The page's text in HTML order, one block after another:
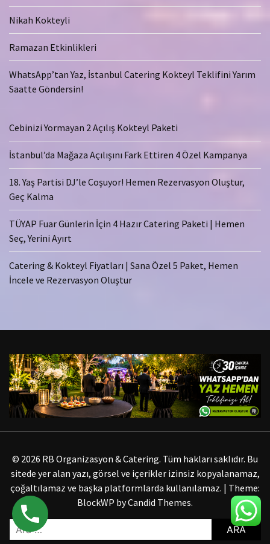
Nikah Kokteyli
Ramazan Etkinlikleri
WhatsApp’tan Yaz, İstanbul Catering Kokteyl Teklifini Yarım
Saatte Göndersin!
Cebinizi Yormayan 2 Açılış Kokteyl Paketi
İstanbul’da Mağaza Açılışını Fark Ettiren 4 Özel Kampanya
18. Yaş Partisi DJ’le Coşuyor! Hemen Rezervasyon Oluştur,
Geç Kalma
TÜYAP Fuar Günlerin İçin 4 Hazır Catering Paketi | Hemen
Seç, Yerini Ayırt
Catering & Kokteyl Fiyatları | Sana Özel 5 Paket, Hemen
İncele ve Rezervasyon Oluştur
© 2026 RB Organizasyon & Catering. Tüm hakları saklıdır. Bu
sitede yer alan yazı, görsel ve içerikler izinsiz kopyalanamaz,
çoğaltılamaz ve başka platformlarda kullanılamaz. | Theme:
BlockWP byCandid Themes.
Arama: